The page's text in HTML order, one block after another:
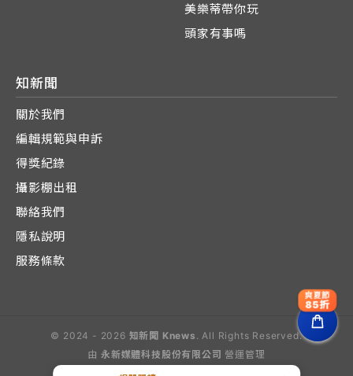
美樂蒂帶你玩
頭家有事嗎
知新聞
關於我們
編輯規範與申訴
得獎紀錄
攝影棚出租
聯絡我們
隱私說明
服務條款
© 2024 - 2026 知新聞 Knews . All Rights Reserved.
由 永新媒體科技股份有限公司 營運管理
爽夏節
85折